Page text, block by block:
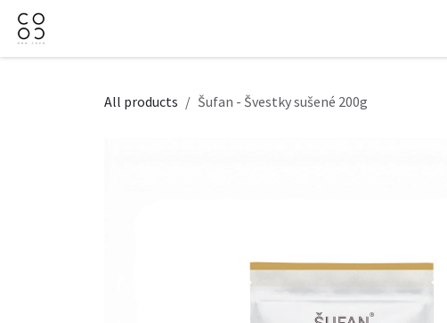
Skip to Content
All products Šufan - Švestky sušené 200g